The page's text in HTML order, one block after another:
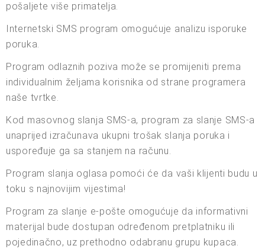
pošaljete više primatelja.
Internetski SMS program omogućuje analizu isporuke
poruka.
Program odlaznih poziva može se promijeniti prema
individualnim željama korisnika od strane programera
naše tvrtke.
Kod masovnog slanja SMS-a, program za slanje SMS-a
unaprijed izračunava ukupni trošak slanja poruka i
uspoređuje ga sa stanjem na računu.
Program slanja oglasa pomoći će da vaši klijenti budu u
toku s najnovijim vijestima!
Program za slanje e-pošte omogućuje da informativni
materijal bude dostupan određenom pretplatniku ili
pojedinačno, uz prethodno odabranu grupu kupaca.